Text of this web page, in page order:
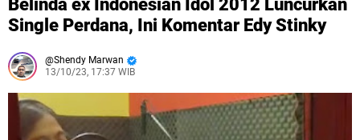
Belinda ex Indonesian Idol 2012 Luncurkan
Single Perdana, Ini Komentar Edy Stinky
Shendy Marwan
13/10/23, 17:37 WIB